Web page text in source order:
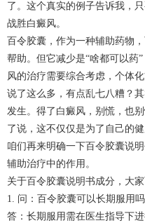
了。这个真实的例子告诉我，
战胜白癜风。
百令胶囊，作为一种辅助药物
帮助。但它减少是“啥都可以药
风的治疗需要综合考虑，个体
说了这么多，有点乱七八糟？
发生。得了白癜风，别慌，也
了说，这不仅仅是为了自己的
咱们再来明确一下百令胶囊说
辅助治疗中的作用。
关于百令胶囊说明书成分，大
1. 问：百令胶囊可以长期服用吗
答：长期服用需在医生指导下